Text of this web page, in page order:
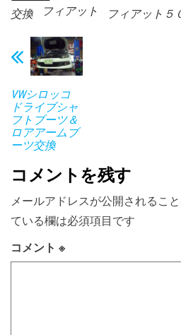
交換
フィアット フィアット５
VWシロッコ
ドライブシャ
フトブーツ＆
ロアアームブ
ーツ交換
コメントを残す
メールアドレスが公開されること
ている欄は必須項目です
コメント ※